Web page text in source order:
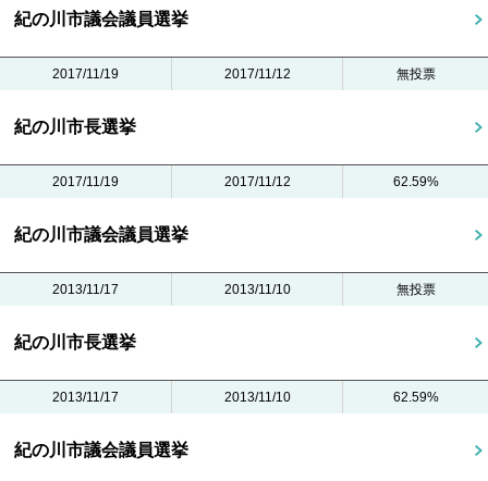
紀の川市議会議員選挙
2017/11/19 2017/11/12 無投票
紀の川市長選挙
2017/11/19 2017/11/12 62.59%
紀の川市議会議員選挙
2013/11/17 2013/11/10 無投票
紀の川市長選挙
2013/11/17 2013/11/10 62.59%
紀の川市議会議員選挙